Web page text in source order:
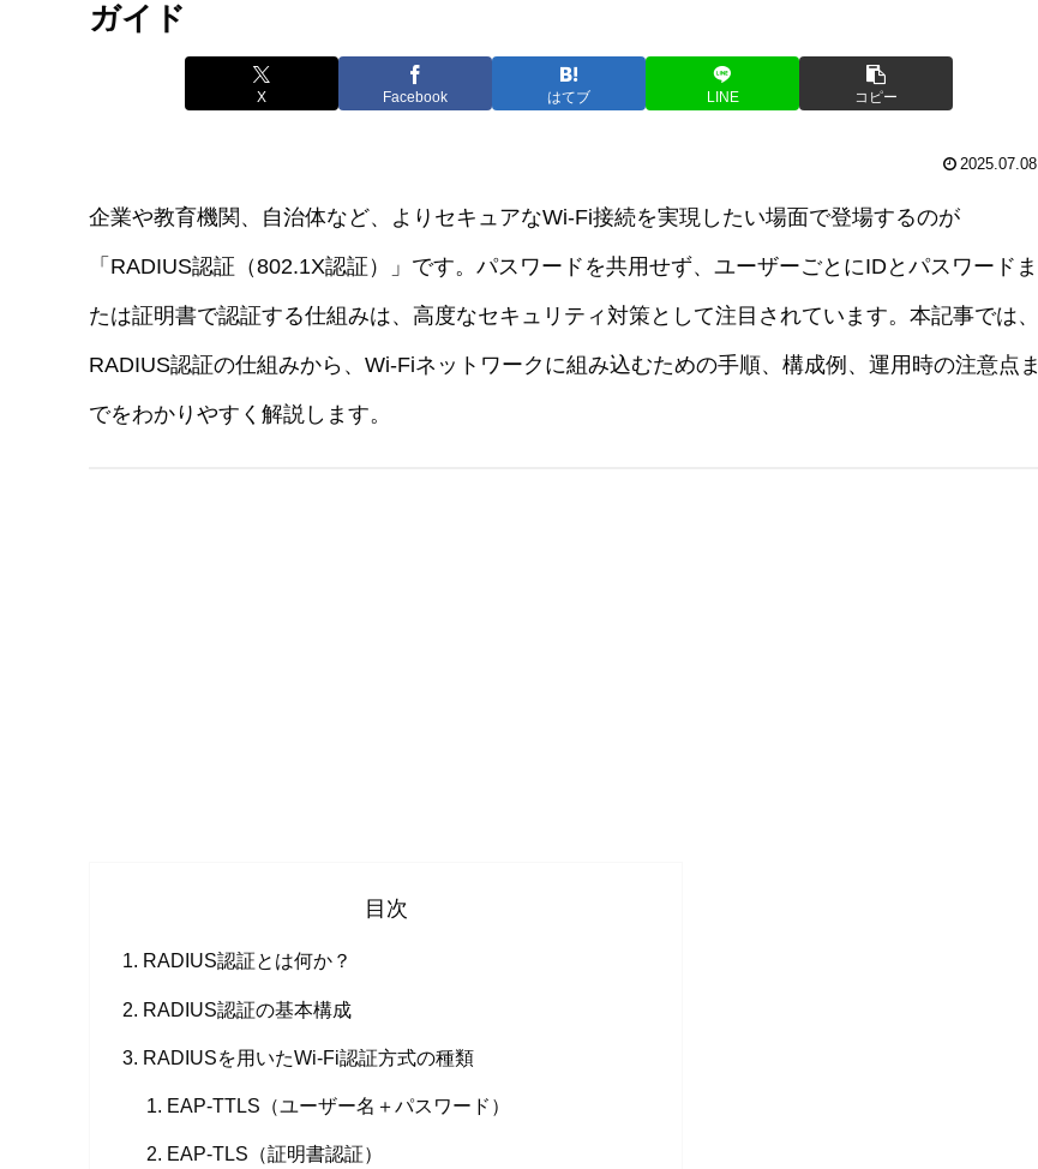
ガイド
X Facebook はてブ LINE コピー
2025.07.08
企業や教育機関、自治体など、よりセキュアなWi-Fi接続を実現したい場面で登場するのが
「RADIUS認証（802.1X認証）」です。パスワードを共用せず、ユーザーごとにIDとパスワードま
たは証明書で認証する仕組みは、高度なセキュリティ対策として注目されています。本記事では、
RADIUS認証の仕組みから、Wi-Fiネットワークに組み込むための手順、構成例、運用時の注意点ま
でをわかりやすく解説します。
目次
RADIUS認証とは何か？
RADIUS認証の基本構成
RADIUSを用いたWi-Fi認証方式の種類
EAP-TTLS（ユーザー名＋パスワード）
EAP-TLS（証明書認証）